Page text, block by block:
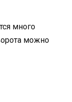
много
можно